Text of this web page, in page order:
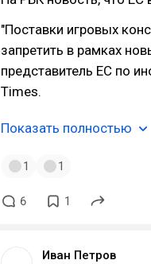
"Поставки игровых
запретить в рамках
представитель ЕС по
Times.
Показать полностью
1 1
6 1
Иван Петров